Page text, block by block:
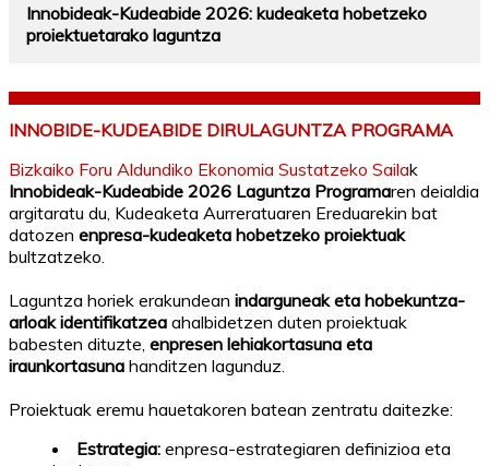
Innobideak-Kudeabide 2026: kudeaketa hobetzeko
proiektuetarako laguntza
INNOBIDE-KUDEABIDE DIRULAGUNTZA PROGRAMA
Bizkaiko Foru Aldundiko Ekonomia Sustatzeko Sailak
Innobideak-Kudeabide 2026 Laguntza Programaren deialdia
argitaratu du, Kudeaketa Aurreratuaren Ereduarekin bat
datozen enpresa-kudeaketa hobetzeko proiektuak
bultzatzeko.
Laguntza horiek erakundean indarguneak eta hobekuntza-
arloak identifikatzea ahalbidetzen duten proiektuak
babesten dituzte, enpresen lehiakortasuna eta
iraunkortasuna handitzen lagunduz.
Proiektuak eremu hauetakoren batean zentratu daitezke:
Estrategia: enpresa-estrategiaren definizioa eta